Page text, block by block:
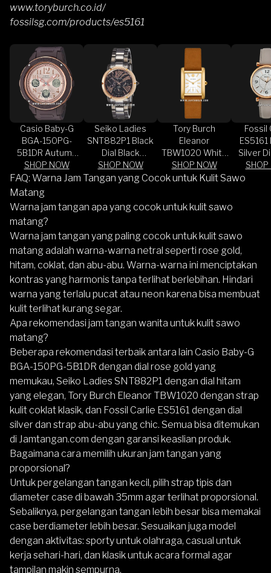
www.toryburch.co.id/
fossilsg.com/products/es5161
Casio Baby-G
BGA-150PG-
5B1DR Autumn
Rose Gold Dial
Brown Resin
Band
SHOP NOW
Seiko Ladies
SNT882P1 Black
Dial Black
Stainless Steel
Strap
SHOP NOW
Tory Burch
Eleanor
TBW1020 White
Dial Brown
Leather Strap
SHOP NOW
Fossil
Silver
SHOP
FAQ: Warna Jam Tangan yang Cocok untuk Kulit Sawo
Matang
Warna jam tangan apa yang cocok untuk kulit sawo
matang?
Warna jam tangan yang paling cocok untuk kulit sawo
matang adalah warna-warna netral seperti rose gold,
hitam, coklat, dan abu-abu. Warna-warna ini menciptakan
kontras yang harmonis tanpa terlihat berlebihan. Hindari
warna yang terlalu pucat atau neon karena bisa membuat
kulit terlihat kurang segar.
Apa rekomendasi jam tangan wanita untuk kulit sawo
matang?
Beberapa rekomendasi terbaik antara lain Casio Baby-G
BGA-150PG-5B1DR dengan dial rose gold yang
memukau, Seiko Ladies SNT882P1 dengan dial hitam
yang elegan, Tory Burch Eleanor TBW1020 dengan strap
kulit coklat klasik, dan Fossil Carlie ES5161 dengan dial
silver dan strap abu-abu yang chic. Semua bisa ditemukan
di Jamtangan.com dengan garansi keaslian produk.
Bagaimana cara memilih ukuran jam tangan yang
proporsional?
Untuk pergelangan tangan kecil, pilih strap tipis dan
diameter case di bawah 35mm agar terlihat proporsional.
Sebaliknya, pergelangan tangan lebih besar bisa memakai
case berdiameter lebih besar. Sesuaikan juga model
dengan aktivitas: sporty untuk olahraga, casual untuk
kerja sehari-hari, dan klasik untuk acara formal agar
tampilan makin sempurna.